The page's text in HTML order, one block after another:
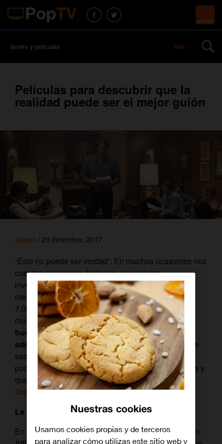
Series y películas Más
Películas para descubrir que la
realidad puede ser el mejor guión
daniel / 29 diciembre, 2017
“Esto no puede ser verdad”. En muchas ocasiones nos
cuentan anécdotas, historias, que son tan
inverosímiles que directamente las calificamos de
mentira. Pero lo cierto es que en el día a día de los
7.000 millones de humanos que vivimos en este
mundo,suceden cosas extraordinarias – por
buenas o por malas- que, en las manos
adecuadas, se convierte en una gran película
. De
eso trata este artículo, sobre esas películas que no
podemos creer que estén basadas en hechos reales y
que desde ya puedes disfrutar enel videoclub de
Orange TV.
La pillería por bandera
En Pop Tv nos hubiera encantado ver la cara de Ben
Nuestras cookies
Usamos cookies propias y de terceros
para analizar cómo utilizas este sitio web y